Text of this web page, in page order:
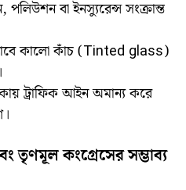
পলিউশন বা ইনস্যুরেন্স সংক্রান্ত
কালো কাঁচ (Tinted glass)
ট্রাফিক আইন অমান্য করে
তৃণমূল কংগ্রেসের সম্ভাব্য